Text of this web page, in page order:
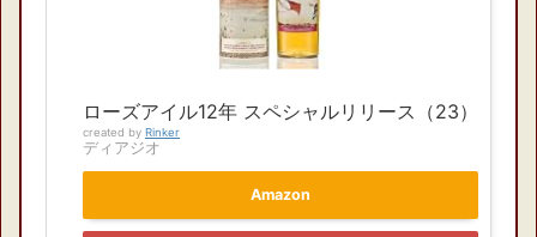
ローズアイル12年 スペシャルリリース（23）
created by Rinker
ディアジオ
Amazon